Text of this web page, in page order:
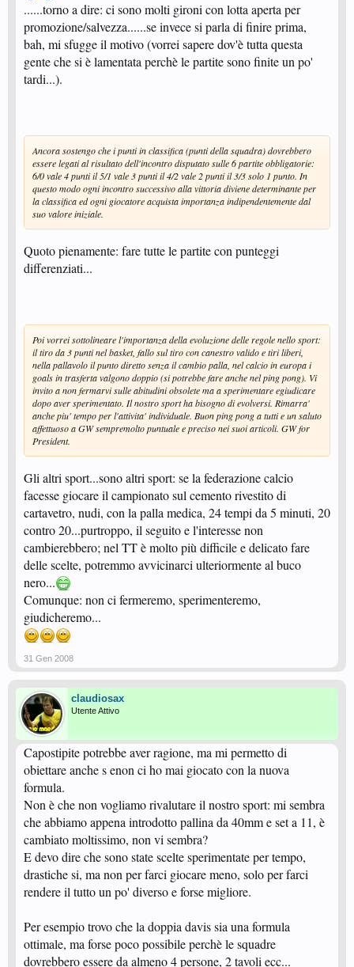
......torno a dire: ci sono molti gironi con lotta aperta per
promozione/salvezza......se invece si parla di finire prima,
bah, mi sfugge il motivo (vorrei sapere dov'è tutta questa
gente che si è lamentata perchè le partite sono finite un po'
tardi...).
Ancora sostengo che i punti in classifica (punti della squadra) dovrebbero
essere legati al risultato dell'incontro disputato sulle 6 partite obbligatorie:
6/0 vale 4 punti il 5/1 vale 3 punti il 4/2 vale 2 punti il 3/3 solo 1 punto. In
questo modo ogni incontro successivo alla vittoria diviene determinante per
la classifica ed ogni giocatore acquista importanza indipendentemente dal
suo valore iniziale.
Quoto pienamente: fare tutte le partite con punteggi
differenziati...
Poi vorrei sottolineare l'importanza della evoluzione delle regole nello sport:
il tiro da 3 punti nel basket, fallo sul tiro con canestro valido e tiri liberi,
nella pallavolo il punto diretto senza il cambio palla, nel calcio in europa i
goals in trasferta valgono doppio (si potrebbe fare anche nel ping pong). Vi
invito a non fermarvi sulle abitudini obsolete ma a sperimentare egiudicare
dopo aver sperimentato. Il nostro sport ha bisogno di evolversi. Rimarra'
anche piu' tempo per l'attivita' individuale. Buon ping pong a tutti e un saluto
affettuoso a GW sempremolto puntuale e preciso nei suoi articoli. GW for
President.
Gli altri sport...sono altri sport: se la federazione calcio
facesse giocare il campionato sul cemento rivestito di
cartavetro, nudi, con la palla medica, 24 tempi da 5 minuti, 20
contro 20...purtroppo, il seguito e l'interesse non
cambierebbero; nel TT è molto più difficile e delicato fare
delle scelte, potremmo avvicinarci ulteriormente al buco
nero...
Comunque: non ci fermeremo, sperimenteremo,
giudicheremo...
31 Gen 2008
claudiosax
Utente Attivo
Capostipite potrebbe aver ragione, ma mi permetto di
obiettare anche s enon ci ho mai giocato con la nuova
formula.
Non è che non vogliamo rivalutare il nostro sport: mi sembra
che abbiamo appena introdotto pallina da 40mm e set a 11, è
cambiato moltissimo, non vi sembra?
E devo dire che sono state scelte sperimentate per tempo,
drastiche si, ma non per farci giocare meno, solo per farci
rendere il tutto un po' diverso e forse migliore.
Per esempio trovo che la doppia davis sia una formula
ottimale, ma forse poco possibile perchè le squadre
dovrebbero essere da almeno 4 persone, 2 tavoli ecc...